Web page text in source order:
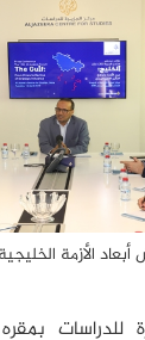
أبعاد الأزمة
للدراسات